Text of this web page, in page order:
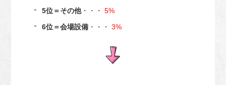
5位＝その他・・・5%
6位＝会場設備 ・・・3%